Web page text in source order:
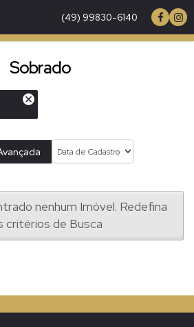
(49) 99830-6140
Sobrado
nenhum Imóvel. Redefina
critérios de Busca